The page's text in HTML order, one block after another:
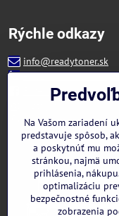
Rýchle odkazy
info@readytoner.sk
+421 944 322 536
Facebook
WhatsApp
Na Vašom zariadení
predstavuje spôsob,
a poskytnúť mu
stránkou, najmä
prihlásenia,
optimalizáciu
bezpečnostné
zobrazenia